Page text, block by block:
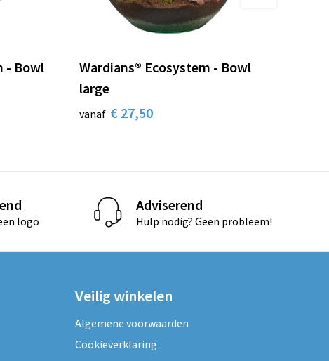
- Bowl
Wardians® Ecosystem - Bowl
large
vanaf € 27,50
logo
Adviserend
Hulp nodig? Geen probleem!
Veilig winkelen
Algemene voorwaarden
Cookieverklaring